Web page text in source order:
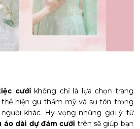
cướikhông chỉ là lựa chọn trang
hiện gu thẩm mỹ và sự tôn trọng
khác. Hy vọng những gợi ý từ
áo dài dự đám cưới trên sẽ giúp bạn